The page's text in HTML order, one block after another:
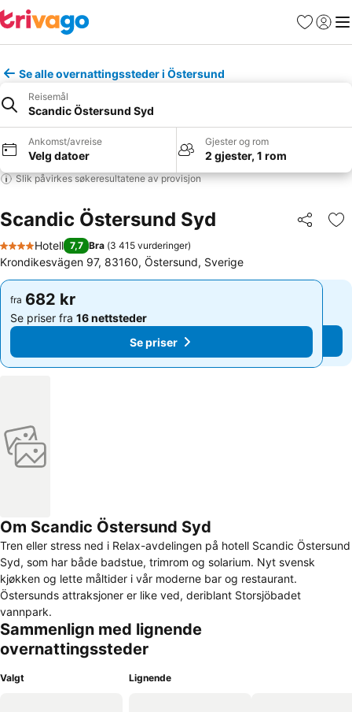
Favoritter
Logg
Se alle overnattingssteder i Östersund
Reisemål
Scandic Östersund Syd
Ankomst/avreise
Velg datoer
Gjester og rom
2 gjester, 1 rom
Slik påvirkes søkeresultatene av provisjon
Scandic Östersund Syd Del
4 Stjerner
Hotell 7,7 Bra (3 415 vurderinger)
Krondikesvägen 97, 83160, Östersund, Sverige
fra 682 kr
Se priser fra 16 nettsteder
Se priser
fra 682 kr
Se priser fra 16 nettsteder
Se priser
Om Scandic Östersund Syd
Tren eller stress ned i Relax-avdelingen på hotell Scandic Östersund
Syd, som har både badstue, trimrom og solarium. Nyt svensk
kjøkken og lette måltider i vår moderne bar og restaurant.
Östersunds attraksjoner er like ved, deriblant Storsjöbadet
vannpark.
Sammenlign med lignende
overnattingssteder
Valgt Lignende